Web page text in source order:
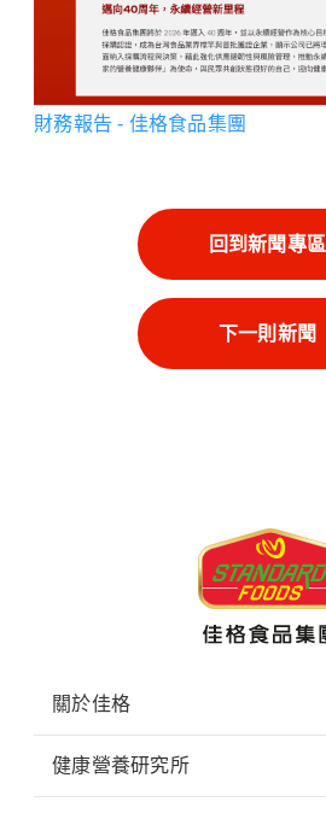
財務報告 - 佳格食品集團
回到新聞專區
下一則新聞
關於佳格
健康營養研究所